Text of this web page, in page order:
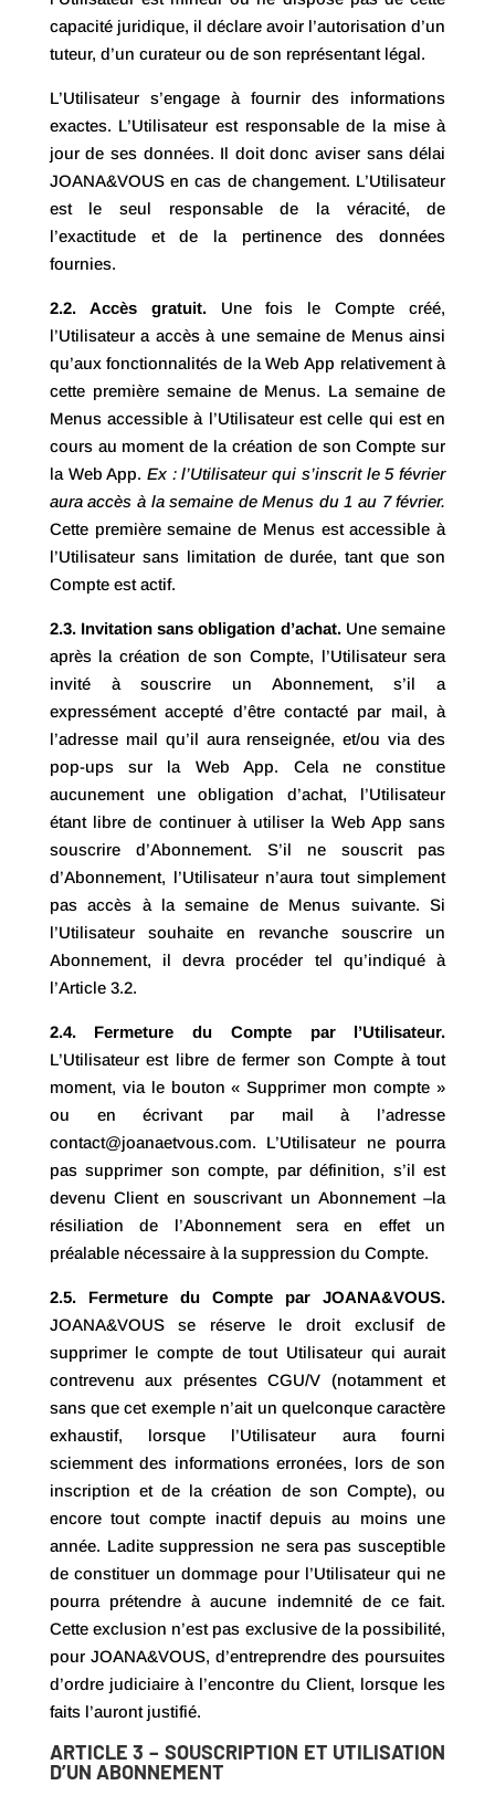
capacité juridique, il déclare avoir l’autorisation d’un
tuteur, d’un curateur ou de son représentant légal.
L’Utilisateur s’engage à fournir des informations
exactes. L’Utilisateur est responsable de la mise à
jour de ses données. Il doit donc aviser sans délai
JOANA&VOUS en cas de changement. L’Utilisateur
est le seul responsable de la véracité, de
l’exactitude et de la pertinence des données
fournies.
2.2. Accès gratuit.Une fois le Compte créé,
l’Utilisateur a accès à une semaine de Menus ainsi
qu’aux fonctionnalités de la Web App relativement à
cette première semaine de Menus. La semaine de
Menus accessible à l’Utilisateur est celle qui est en
cours au moment de la création de son Compte sur
la Web App.Ex : l’Utilisateur qui s’inscrit le 5 février
aura accès à la semaine de Menus du 1 au 7 février.
Cette première semaine de Menus est accessible à
l’Utilisateur sans limitation de durée, tant que son
Compte est actif.
2.3. Invitation sans obligation d’achat.Une semaine
après la création de son Compte, l’Utilisateur sera
invité à souscrire un Abonnement, s’il a
expressément accepté d’être contacté par mail, à
l’adresse mail qu’il aura renseignée, et/ou via des
pop-ups sur la Web App. Cela ne constitue
aucunement une obligation d’achat, l’Utilisateur
étant libre de continuer à utiliser la Web App sans
souscrire d’Abonnement. S’il ne souscrit pas
d’Abonnement, l’Utilisateur n’aura tout simplement
pas accès à la semaine de Menus suivante. Si
l’Utilisateur souhaite en revanche souscrire un
Abonnement, il devra procéder tel qu’indiqué à
l’Article 3.2.
2.4. Fermeture du Compte par l’Utilisateur.
L’Utilisateur est libre de fermer son Compte à tout
moment, via le bouton « Supprimer mon compte »
ou en écrivant par mail à l’adresse
contact@joanaetvous.com. L’Utilisateur ne pourra
pas supprimer son compte, par définition, s’il est
devenu Client en souscrivant un Abonnement –la
résiliation de l’Abonnement sera en effet un
préalable nécessaire à la suppression du Compte.
2.5. Fermeture du Compte par JOANA&VOUS.
JOANA&VOUS se réserve le droit exclusif de
supprimer le compte de tout Utilisateur qui aurait
contrevenu aux présentes CGU/V (notamment et
sans que cet exemple n’ait un quelconque caractère
exhaustif, lorsque l’Utilisateur aura fourni
sciemment des informations erronées, lors de son
inscription et de la création de son Compte), ou
encore tout compte inactif depuis au moins une
année. Ladite suppression ne sera pas susceptible
de constituer un dommage pour l’Utilisateur qui ne
pourra prétendre à aucune indemnité de ce fait.
Cette exclusion n’est pas exclusive de la possibilité,
pour JOANA&VOUS, d’entreprendre des poursuites
d’ordre judiciaire à l’encontre du Client, lorsque les
faits l’auront justifié.
ARTICLE 3 – SOUSCRIPTION ET UTILISATION
D’UN ABONNEMENT